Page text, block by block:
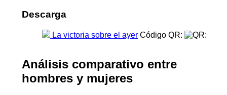
Descarga
La victoria sobre el ayer Código QR:
Análisis comparativo entre
hombres y mujeres